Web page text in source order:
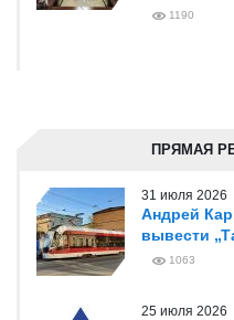
1190
ПРЯМАЯ
31 июля 2026
Андрей
вывести
1063
25 июля 2026